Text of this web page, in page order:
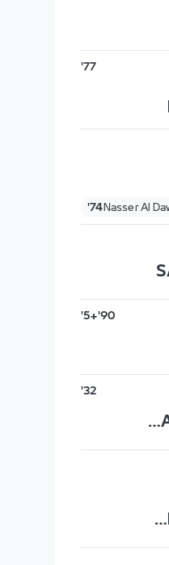
77'
Nasser Al
74'
90'+5'
32'
MARCOS LEONARDO
KHALIFAH AL DAWSARI